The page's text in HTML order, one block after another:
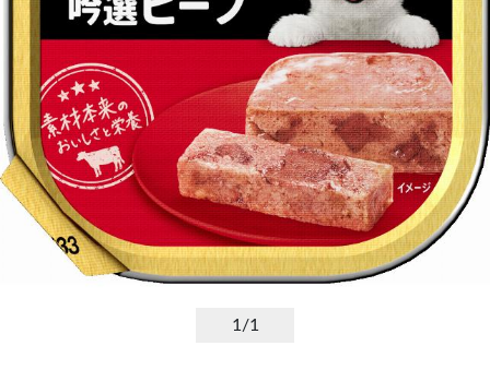
1/1